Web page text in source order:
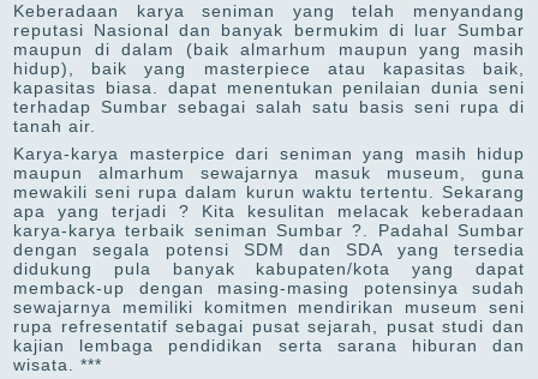
Keberadaan karya seniman yang telah menyandang
reputasi Nasional dan banyak bermukim di luar Sumbar
maupun di dalam (baik almarhum maupun yang masih
hidup), baik yang masterpiece atau kapasitas baik,
kapasitas biasa. dapat menentukan penilaian dunia seni
terhadap Sumbar sebagai salah satu basis seni rupa di
tanah air.
Karya-karya masterpice dari seniman yang masih hidup
maupun almarhum sewajarnya masuk museum, guna
mewakili seni rupa dalam kurun waktu tertentu. Sekarang
apa yang terjadi ? Kita kesulitan melacak keberadaan
karya-karya terbaik seniman Sumbar ?. Padahal Sumbar
dengan segala potensi SDM dan SDA yang tersedia
didukung pula banyak kabupaten/kota yang dapat
memback-up dengan masing-masing potensinya sudah
sewajarnya memiliki komitmen mendirikan museum seni
rupa refresentatif sebagai pusat sejarah, pusat studi dan
kajian lembaga pendidikan serta sarana hiburan dan
wisata. ***